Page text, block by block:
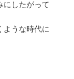
にしたがって
ような時代に